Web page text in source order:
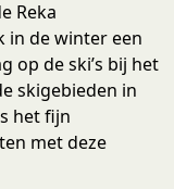
Reka
in de winter een
op de ski’s bij het
skigebieden in
het fijn
met deze